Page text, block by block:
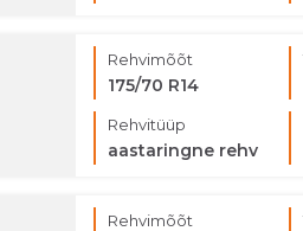
Rehvimõõt
175/70 R14
Rehvitüüp
aastaringne rehv
Rehvimõõt